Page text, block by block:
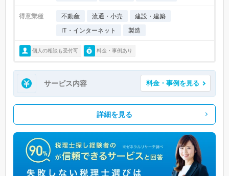
得意業種 不動産 流通・小売
建設・建築
IT・インターネット
製造
個人の相談も受付可 料金・事例あり
サービス内容 料金・事例を見る
詳細を見る